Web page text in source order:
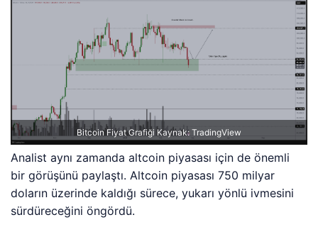
Bitcoin Fiyat Grafiği Kaynak: TradingView
Analist aynı zamanda altcoin piyasası için de önemli
bir görüşünü paylaştı. Altcoin piyasası 750 milyar
doların üzerinde kaldığı sürece, yukarı yönlü ivmesini
sürdüreceğini öngördü.